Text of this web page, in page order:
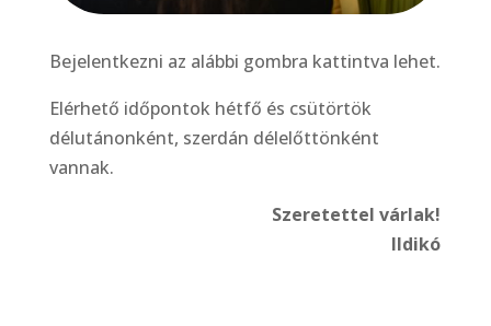
Bejelentkezni az alábbi gombra kattintva lehet.
Elérhető időpontok hétfő és csütörtök
délutánonként, szerdán délelőttönként
vannak.
Szeretettel várlak!
Ildikó